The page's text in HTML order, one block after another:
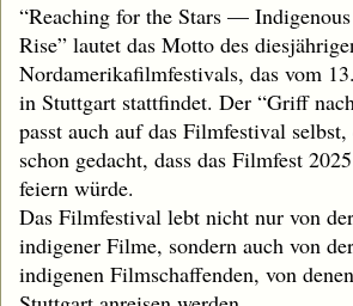
“Reaching for the Stars —
Rise” lautet das Motto des
Nordamerikafilmfestivals, das vom
in Stuttgart stattfindet. Der “Griff
passt auch auf das Filmfestival
schon gedacht, dass das Filmfest
feiern würde.
Das Filmfestival lebt nicht nur von
indigener Filme, sondern auch von
indigenen Filmschaffenden, von